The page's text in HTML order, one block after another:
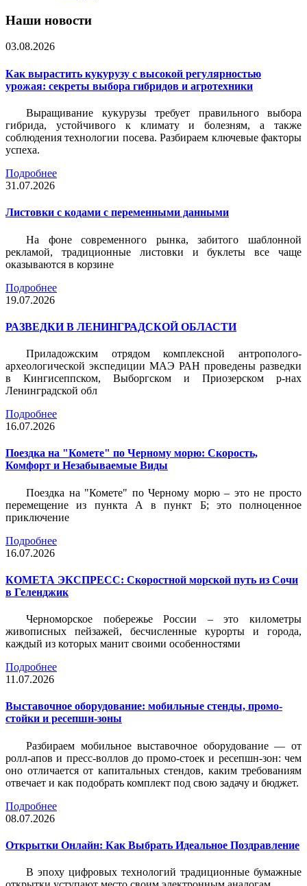
Наши новости
03.08.2026
Как вырастить кукурузу с высокой регулярностью
урожая: секреты выбора гибридов и агротехники
Выращивание кукурузы требует правильного выбора
гибрида, устойчивого к климату и болезням, а также
соблюдения технологии посева. Разбираем ключевые факторы
успеха.
Подробнее
31.07.2026
Листовки c кодами с переменными данными
На фоне современного рынка, забитого шаблонной
рекламой, традиционные листовки и буклеты все чаще
оказываются в корзине
Подробнее
19.07.2026
РАЗВЕДКИ В ЛЕНИНГРАДСКОЙ ОБЛАСТИ
Приладожским отрядом комплексной антрополого-
археологической экспедиции МАЭ РАН проведены разведки
в Кингисеппском, Выборгском и Приозерском р-нах
Ленинградской обл
Подробнее
16.07.2026
Поездка на "Комете" по Черному морю: Скорость,
Комфорт и Незабываемые Виды
Поездка на "Комете" по Черному морю – это не просто
перемещение из пункта А в пункт Б; это полноценное
приключение
Подробнее
16.07.2026
КОМЕТА ЭКСПРЕСС: Скоростной морской путь из Сочи
в Геленджик
Черноморское побережье России – это километры
живописных пейзажей, бесчисленные курорты и города,
каждый из которых манит своими особенностями
Подробнее
11.07.2026
Выставочное оборудование: мобильные стенды, промо-
стойки и ресепшн-зоны
Разбираем мобильное выставочное оборудование — от
ролл-апов и пресс-воллов до промо-стоек и ресепшн-зон: чем
оно отличается от капитальных стендов, каким требованиям
отвечает и как подобрать комплект под свою задачу и бюджет.
Подробнее
08.07.2026
Открытки Онлайн: Как Выбрать Идеальное Поздравление
В эпоху цифровых технологий традиционные бумажные